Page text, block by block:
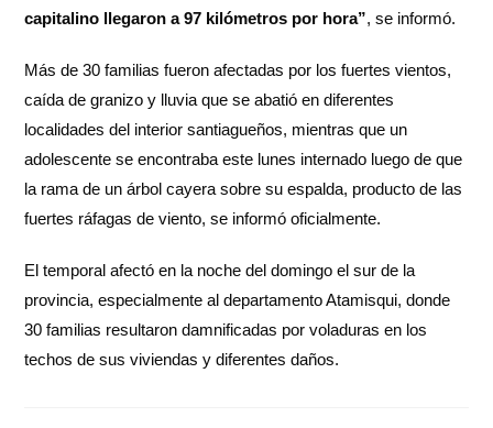
capitalino llegaron a 97 kilómetros por hora”, se informó.
Más de 30 familias fueron afectadas por los fuertes vientos,
caída de granizo y lluvia que se abatió en diferentes
localidades del interior santiagueños, mientras que un
adolescente se encontraba este lunes internado luego de que
la rama de un árbol cayera sobre su espalda, producto de las
fuertes ráfagas de viento, se informó oficialmente.
El temporal afectó en la noche del domingo el sur de la
provincia, especialmente al departamento Atamisqui, donde
30 familias resultaron damnificadas por voladuras en los
techos de sus viviendas y diferentes daños.